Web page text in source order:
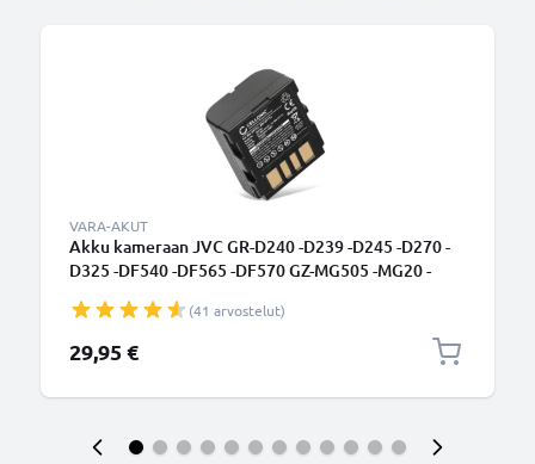
VARA-AKUT
Akku kameraan JVC GR-D240 -D239 -D245 -D270 -
D325 -DF540 -DF565 -DF570 GZ-MG505 -MG20 -
CELLONIC
(41 arvostelut)
29,95 €